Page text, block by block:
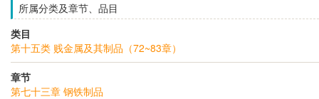
所属分类及章节、品目
类目
第十五类 贱金属及其制品（72~83章）
章节
第七十三章 钢铁制品